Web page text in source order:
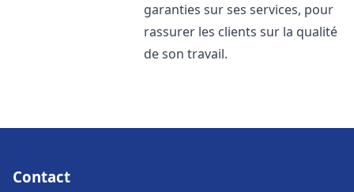
garanties sur ses services, pour
rassurer les clients sur la qualité
de son travail.
Contact